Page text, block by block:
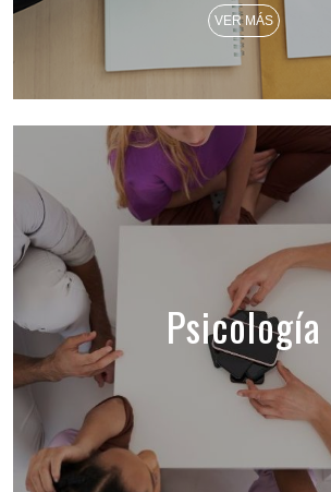
VER MÁS
Psicología